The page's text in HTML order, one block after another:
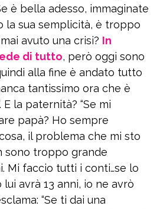
è bella adesso, immaginate
la sua semplicità, è troppo
avuto una crisi? In
di tutto, però oggi sono
alla fine è andato tutto
tantissimo ora che è
E la paternità? “Se mi
papà? Ho sempre
il problema che mi sto
sono troppo grande
Mi faccio tutti i conti…se lo
avrà 13 anni, io ne avrò
“Se ti dai una